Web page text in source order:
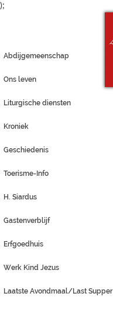
);
Abdijgemeenschap
Ons leven
Liturgische diensten
Kroniek
Geschiedenis
Toerisme-Info
H. Siardus
Gastenverblijf
Erfgoedhuis
Werk Kind Jezus
Laatste Avondmaal/Last Supper